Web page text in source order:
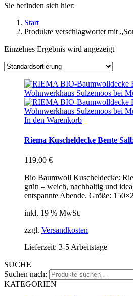
Sie befinden sich hier:
Start
Produkte verschlagwortet mit
Einzelnes Ergebnis wird angezeigt
In den Warenkorb
Riema Kuscheldecke Bente
119,00 €
Bio Baumwoll Kuscheldecke:
grün – weich, nachhaltig und
entspannte Abende. Größe:
inkl. 19 % MwSt.
zzgl. Versandkosten
Lieferzeit: 3-5 Arbeitstage
SUCHE
Suchen nach:
KATEGORIEN